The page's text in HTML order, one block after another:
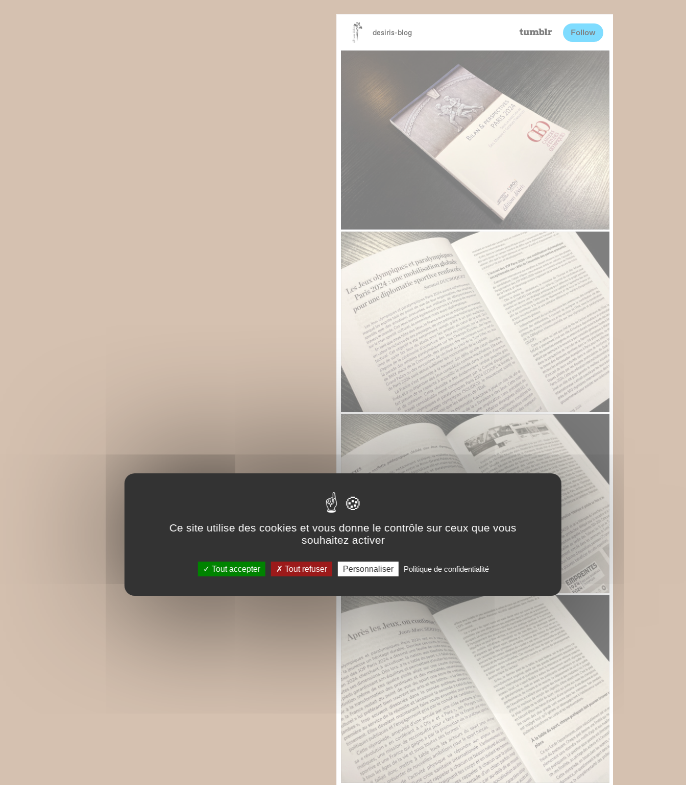
Ce site utilise des cookies et vous donne le contrôle sur ceux que vous
souhaitez activer
Tout accepter Tout refuser Personnaliser Politique de confidentialité